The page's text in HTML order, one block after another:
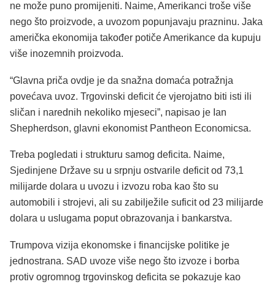
ne može puno promijeniti. Naime, Amerikanci troše više
nego što proizvode, a uvozom popunjavaju prazninu. Jaka
američka ekonomija također potiče Amerikance da kupuju
više inozemnih proizvoda.
“Glavna priča ovdje je da snažna domaća potražnja
povećava uvoz. Trgovinski deficit će vjerojatno biti isti ili
sličan i narednih nekoliko mjeseci”, napisao je Ian
Shepherdson, glavni ekonomist Pantheon Economicsa.
Treba pogledati i strukturu samog deficita. Naime,
Sjedinjene Države su u srpnju ostvarile deficit od 73,1
milijarde dolara u uvozu i izvozu roba kao što su
automobili i strojevi, ali su zabilježile suficit od 23 milijarde
dolara u uslugama poput obrazovanja i bankarstva.
Trumpova vizija ekonomske i financijske politike je
jednostrana. SAD uvoze više nego što izvoze i borba
protiv ogromnog trgovinskog deficita se pokazuje kao